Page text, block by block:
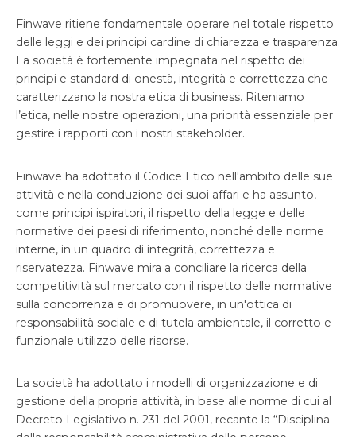
Finwave ritiene fondamentale operare nel totale rispetto
delle leggi e dei principi cardine di chiarezza e trasparenza.
La società è fortemente impegnata nel rispetto dei
principi e standard di onestà, integrità e correttezza che
caratterizzano la nostra etica di business. Riteniamo
l’etica, nelle nostre operazioni, una priorità essenziale per
gestire i rapporti con i nostri stakeholder.
Finwave ha adottato il Codice Etico nell'ambito delle sue
attività e nella conduzione dei suoi affari e ha assunto,
come principi ispiratori, il rispetto della legge e delle
normative dei paesi di riferimento, nonché delle norme
interne, in un quadro di integrità, correttezza e
riservatezza. Finwave mira a conciliare la ricerca della
competitività sul mercato con il rispetto delle normative
sulla concorrenza e di promuovere, in un'ottica di
responsabilità sociale e di tutela ambientale, il corretto e
funzionale utilizzo delle risorse.
La società ha adottato i modelli di organizzazione e di
gestione della propria attività, in base alle norme di cui al
Decreto Legislativo n. 231 del 2001, recante la “Disciplina